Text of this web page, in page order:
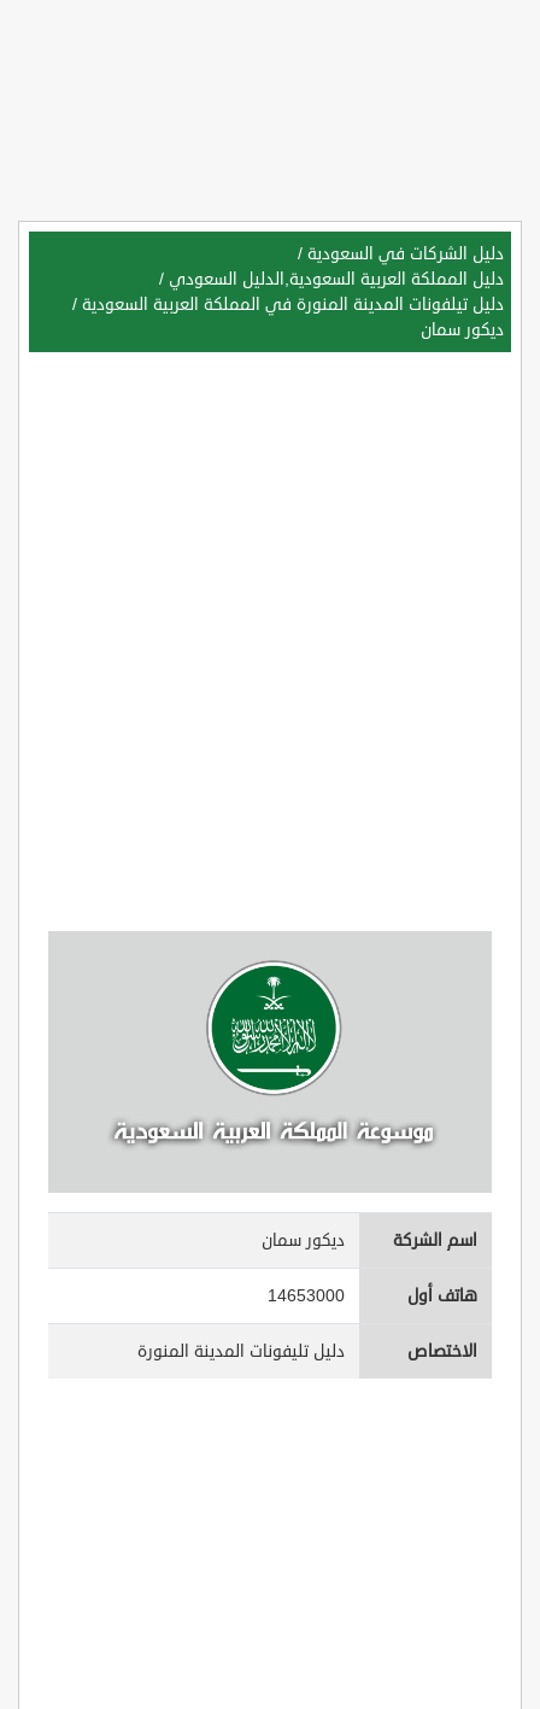
دليل الشركات في السعودية /
دليل المملكة العربية السعودية,الدليل السعودي /
دليل تيلفونات المدينة المنورة في المملكة العربية السعودية /
ديكور سمان
اسم الشركة ديكور سمان
هاتف أول 14653000
الاختصاص دليل تليفونات المدينة المنورة